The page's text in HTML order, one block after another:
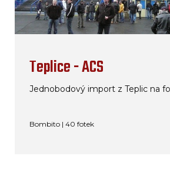
Teplice - ACS
Jednobodový import z Teplic na
Bombito | 40 fotek